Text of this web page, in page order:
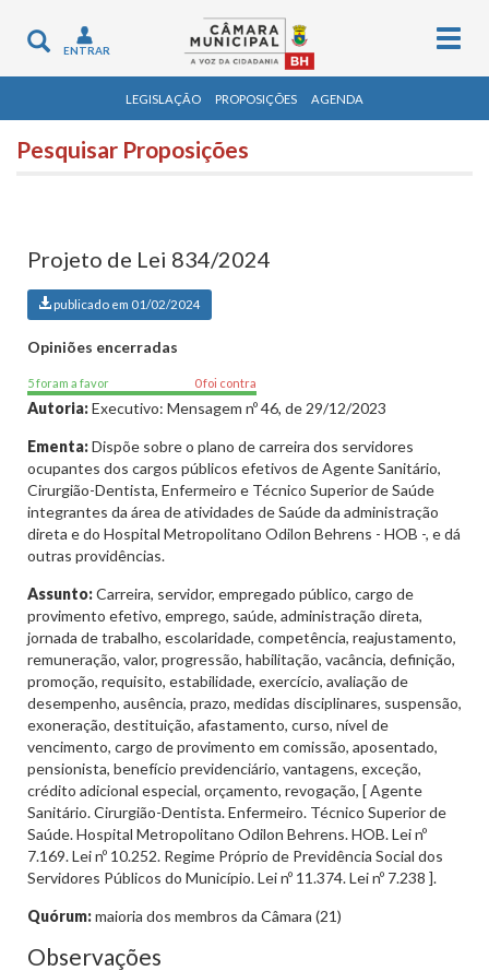
Toggle
navigation
ENTRAR
LEGISLAÇÃO PROPOSIÇÕES AGENDA
Pesquisar Proposições
Projeto de Lei 834/2024
publicado em 01/02/2024
Opiniões encerradas
5 foram a favor 0 foi contra
Autoria:Executivo: Mensagem nº 46, de 29/12/2023
Ementa:Dispõe sobre o plano de carreira dos servidores
ocupantes dos cargos públicos efetivos de Agente Sanitário,
Cirurgião-Dentista, Enfermeiro e Técnico Superior de Saúde
integrantes da área de atividades de Saúde da administração
direta e do Hospital Metropolitano Odilon Behrens - HOB -, e dá
outras providências.
Assunto:Carreira, servidor, empregado público, cargo de
provimento efetivo, emprego, saúde, administração direta,
jornada de trabalho, escolaridade, competência, reajustamento,
remuneração, valor, progressão, habilitação, vacância, definição,
promoção, requisito, estabilidade, exercício, avaliação de
desempenho, ausência, prazo, medidas disciplinares, suspensão,
exoneração, destituição, afastamento, curso, nível de
vencimento, cargo de provimento em comissão, aposentado,
pensionista, benefício previdenciário, vantagens, exceção,
crédito adicional especial, orçamento, revogação, [ Agente
Sanitário. Cirurgião-Dentista. Enfermeiro. Técnico Superior de
Saúde. Hospital Metropolitano Odilon Behrens. HOB. Lei nº
7.169. Lei nº 10.252. Regime Próprio de Previdência Social dos
Servidores Públicos do Município. Lei nº 11.374. Lei nº 7.238 ].
Quórum:maioria dos membros da Câmara (21)
Observações